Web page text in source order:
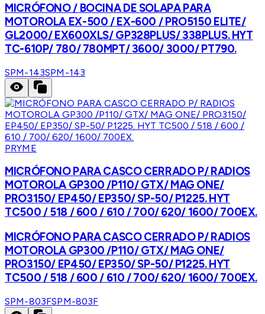
MICRÓFONO / BOCINA DE SOLAPA PARA
MOTOROLA EX-500 / EX-600 / PRO5150 ELITE/
GL2000/ EX600XLS/ GP328PLUS/ 338PLUS. HYT
TC-610P/ 780/ 780MPT/ 3600/ 3000/ PT790.
SPM-143SPM-143
PRYME
MICRÓFONO PARA CASCO CERRADO P/ RADIOS
MOTOROLA GP300 /P110/ GTX/ MAG ONE/
PRO3150/ EP450/ EP350/ SP-50/ P1225. HYT
TC500 / 518 / 600 / 610 / 700/ 620/ 1600/ 700EX.
MICRÓFONO PARA CASCO CERRADO P/ RADIOS
MOTOROLA GP300 /P110/ GTX/ MAG ONE/
PRO3150/ EP450/ EP350/ SP-50/ P1225. HYT
TC500 / 518 / 600 / 610 / 700/ 620/ 1600/ 700EX.
SPM-803FSPM-803F